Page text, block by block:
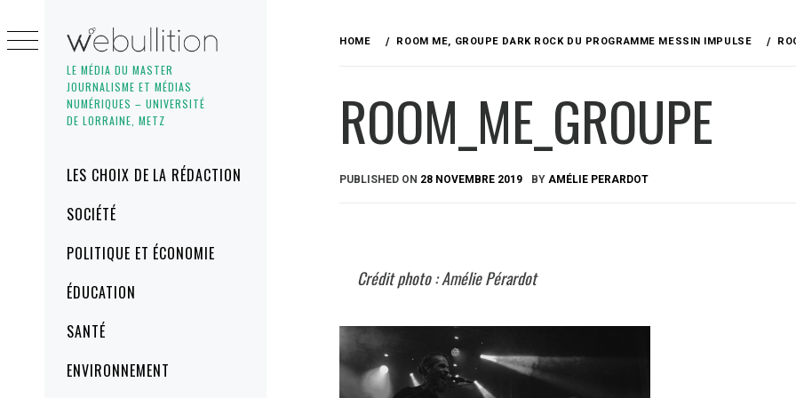
LE MÉDIA DU MASTER
JOURNALISME ET MÉDIAS
NUMÉRIQUES – UNIVERSITÉ
DE LORRAINE, METZ
MenuLES CHOIX DE LA RÉDACTION
SOCIÉTÉ
POLITIQUE ET ÉCONOMIE
ÉDUCATION
SANTÉ
ENVIRONNEMENT
to
content
HOME ROOM ME, GROUPE DARK ROCK DU PROGRAMME MESSIN IMPULSE
ROOM_ME_GROUPE
PUBLISHED ON 28 NOVEMBRE 2019 BY AMÉLIE PERARDOT
Crédit photo : Amélie Pérardot